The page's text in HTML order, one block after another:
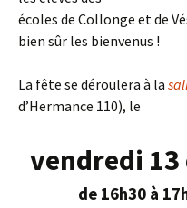
écoles de Collonge et de
bien sûr les bienvenus !
La fête se déroulera à la
d’Hermance 110), le
vendredi 13
de 16h30 à